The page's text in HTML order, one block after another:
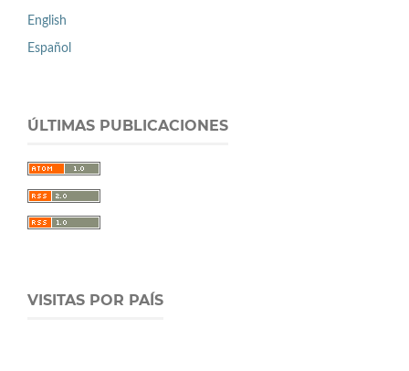
English
Español
ÚLTIMAS PUBLICACIONES
VISITAS POR PAÍS